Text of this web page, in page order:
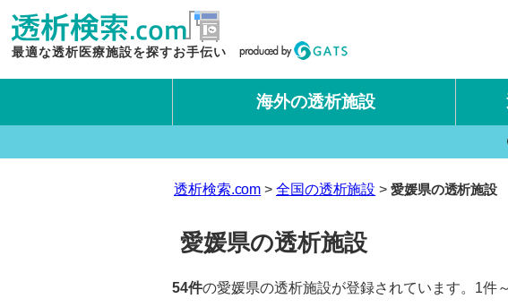
最適な透析医療施設を探すお手伝い
海外の透析施設
透析検索.com 全国の透析施設 愛媛県の透析施設
愛媛県の透析施設
54件の愛媛県の透析施設が登録されています。1件